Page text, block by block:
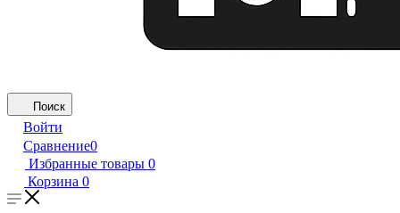
Поиск
Войти
Сравнение0
Избранные товары 0
Корзина 0